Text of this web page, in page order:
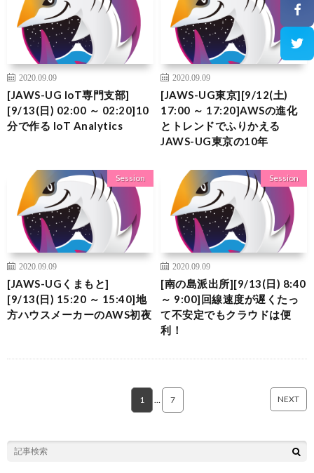
2020.09.09
[JAWS-UG IoT専門支部]
[9/13(日) 02:00 ～ 02:20]10
分で作る IoT Analytics
2020.09.09
[JAWS-UG東京][9/12(土)
17:00 ～ 17:20]AWSの進化
とトレンドでふりかえる
JAWS-UG東京の10年
Session
2020.09.09
[JAWS-UGくまもと]
[9/13(日) 15:20 ～ 15:40]地
方ハウスメーカーのAWS初夜
Session
2020.09.09
[南の島派出所][9/13(日) 8:40
～ 9:00]回線速度が遅くたっ
て不安定でもクラウドは便
利！
1 7 NEXT